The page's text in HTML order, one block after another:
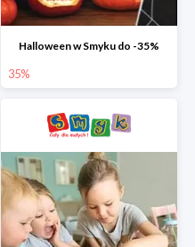
Halloween w Smyku do -35%
35%